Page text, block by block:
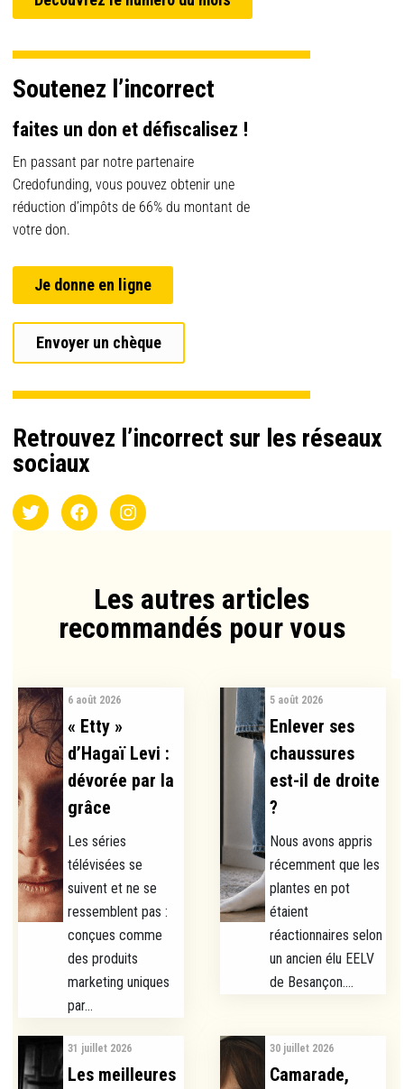
Soutenez l’incorrect
faites un don et défiscalisez !
En passant par notre partenaire
Credofunding, vous pouvez obtenir une
réduction d’impôts de 66% du montant de
votre don.
Je donne en ligne
Envoyer un chèque
Retrouvez l’incorrect sur les réseaux
sociaux
Les autres articles
recommandés pour vous​
6 août 2026
« Etty »
d’Hagaï Levi :
dévorée par la
grâce
Les séries
télévisées se
suivent et ne se
ressemblent pas :
conçues comme
des produits
marketing uniques
par...
5 août 2026
Enlever ses
chaussures
est-il de droite
?
Nous avons appris
récemment que les
plantes en pot
étaient
réactionnaires selon
un ancien élu EELV
de Besançon....
31 juillet 2026
Les meilleures
30 juillet 2026
Camarade,